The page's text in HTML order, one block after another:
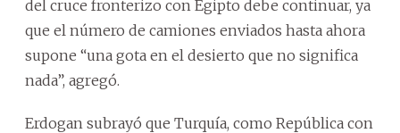
del cruce fronterizo con Egipto debe continuar, ya
que el número de camiones enviados hasta ahora
supone “una gota en el desierto que no significa
nada”, agregó.
Erdogan subrayó que Turquía, como República con